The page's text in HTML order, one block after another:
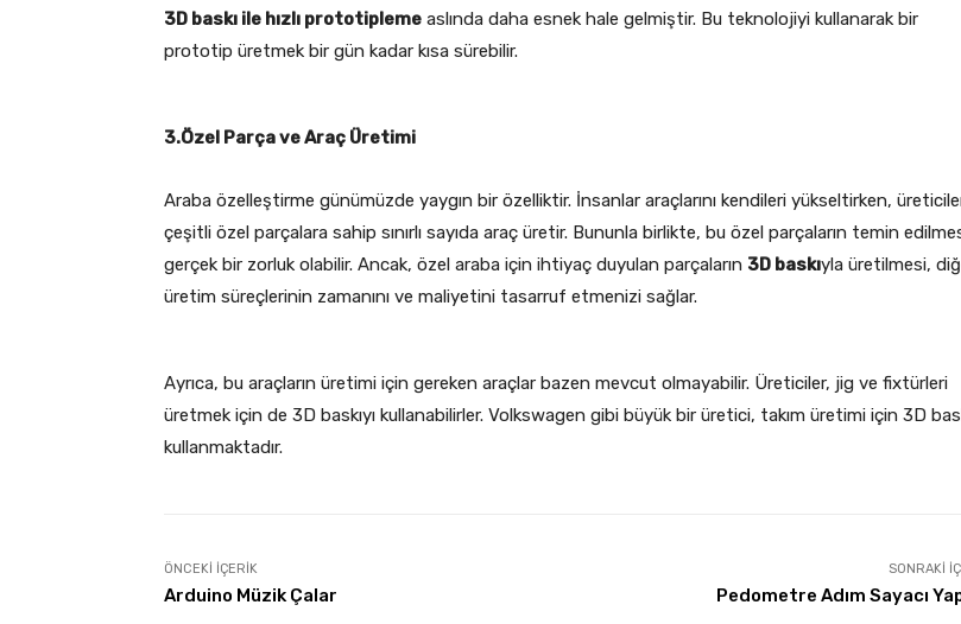
3D baskı ile hızlı prototipleme aslında daha esnek hale gelmiştir. Bu teknolojiyi kullanarak bir
prototip üretmek bir gün kadar kısa sürebilir.
3.Özel Parça ve Araç Üretimi
Araba özelleştirme günümüzde yaygın bir özelliktir. İnsanlar araçlarını kendileri yükseltirken,
çeşitli özel parçalara sahip sınırlı sayıda araç üretir. Bununla birlikte, bu özel parçaların temin
gerçek bir zorluk olabilir. Ancak, özel araba için ihtiyaç duyulan parçaların 3D baskıyla üretilmesi,
üretim süreçlerinin zamanını ve maliyetini tasarruf etmenizi sağlar.
Ayrıca, bu araçların üretimi için gereken araçlar bazen mevcut olmayabilir. Üreticiler, jig ve fixtürleri
üretmek için de 3D baskıyı kullanabilirler. Volkswagen gibi büyük bir üretici, takım üretimi için 3D
kullanmaktadır.
ÖNCEKI İÇERIK
Arduino Müzik Çalar
SONRAKI
Pedometre Adım Sayacı